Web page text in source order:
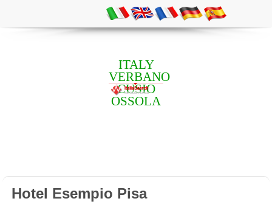
ITALY
VERBANO
CUSIO
OSSOLA
Hotel Esempio Pisa